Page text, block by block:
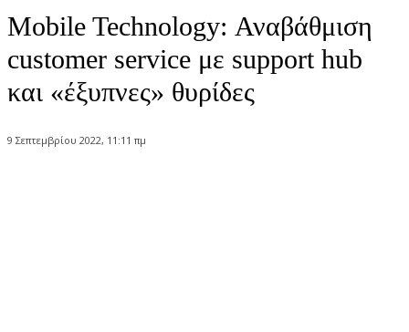
Mobile Technology: Αναβάθμιση
customer service με support hub
και «έξυπνες» θυρίδες
9 Σεπτεμβρίου 2022, 11:11 πμ